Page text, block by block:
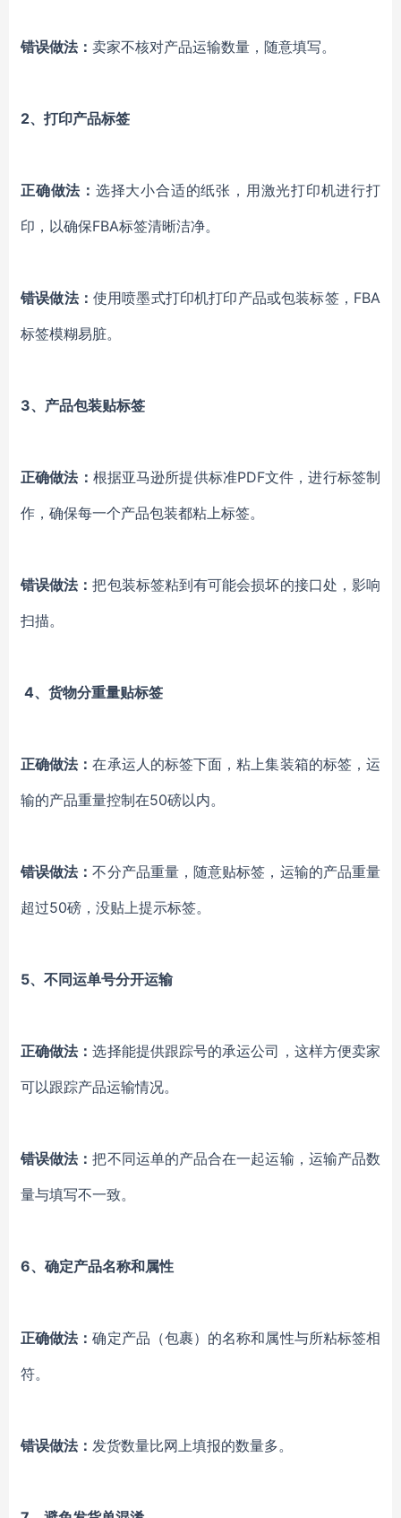
错误做法： 卖家不核对产品运输数量，随意填写。
2、打印产品标签
正确做法： 选择大小合适的纸张，用激光打印机进行打
印，以确保FBA标签清晰洁净。
错误做法： 使用喷墨式打印机打印产品或包装标签，FBA
标签模糊易脏。
3、产品包装贴标签
正确做法： 根据亚马逊所提供标准PDF文件，进行标签制
作，确保每一个产品包装都粘上标签。
错误做法：把包装标签粘到有可能会损坏的接口处，影响
扫描。
4、货物分重量贴标签
正确做法：在承运人的标签下面，粘上集装箱的标签，运
输的产品重量控制在50磅以内。
错误做法：不分产品重量，随意贴标签，运输的产品重量
超过50磅，没贴上提示标签。
5、不同运单号分开运输
正确做法：选择能提供跟踪号的承运公司，这样方便卖家
可以跟踪产品运输情况。
错误做法：把不同运单的产品合在一起运输，运输产品数
量与填写不一致。
6、确定产品名称和属性
正确做法：确定产品（包裹）的名称和属性与所粘标签相
符。
错误做法： 发货数量比网上填报的数量多。